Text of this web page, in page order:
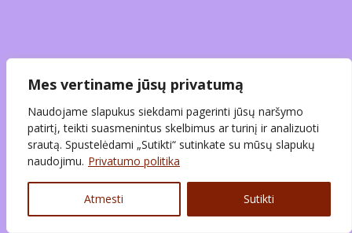
Mes vertiname jūsų privatumą
Naudojame slapukus siekdami pagerinti jūsų naršymo
patirtį, teikti suasmenintus skelbimus ar turinį ir analizuoti
srautą. Spustelėdami „Sutikti“ sutinkate su mūsų slapukų
naudojimu. Privatumo politika
Atmesti Sutikti